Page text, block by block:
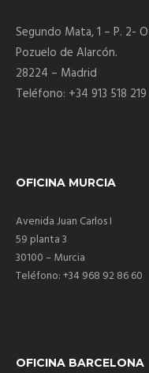
Segundo Mata, 1 – P. 2-
Pozuelo de Alarcón.
28224 – Madrid
Teléfono: +34 913 518 219
OFICINA MURCIA
Avenida Juan Carlos I
59 planta 3
30100 – Murcia
Teléfono: +34 968 92 86 60
OFICINA BARCELONA